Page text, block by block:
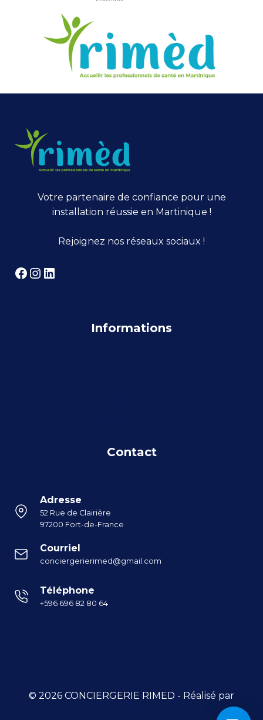
Votre partenaire de confiance pour une
installation réussie en Martinique !
Rejoignez nos réseaux sociaux !
Facebook
Instagram
LinkedIn
Informations
Contact
Adresse
52 Rue de Clairière
97200 Fort-de-France
Courriel
conciergerierimed@gmail.com
Téléphone
+596 696 82 80 64
© 2026 CONCIERGERIE RIMED - Réalisé par